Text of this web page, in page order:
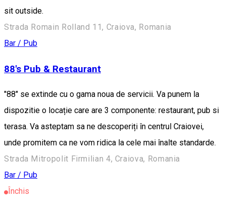
sit outside.
Strada Romain Rolland 11, Craiova, Romania
Bar / Pub
88's Pub & Restaurant
"88" se extinde cu o gama noua de servicii. Va punem la
dispozitie o locație care are 3 componente: restaurant, pub si
terasa. Va asteptam sa ne descoperiți în centrul Craiovei,
unde promitem ca ne vom ridica la cele mai înalte standarde.
Strada Mitropolit Firmilian 4, Craiova, Romania
Bar / Pub
Închis